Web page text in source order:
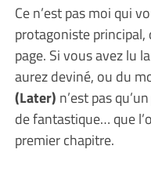
Ce n’est pas moi qui
protagoniste principal,
page. Si vous avez lu
aurez deviné, ou du
(Later) n’est pas
de fantastique… que
premier chapitre.